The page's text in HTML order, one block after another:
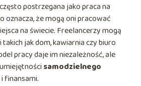
postrzegana jako praca na
oznacza, że mogą oni pracować
na świecie. Freelancerzy mogą
jak dom, kawiarnia czy biuro
pracy daje im niezależność, ale
samodzielnego
i finansami.